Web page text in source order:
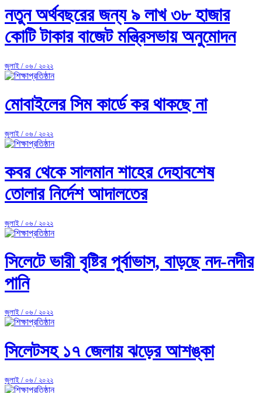
নতুন অর্থবছরের জন্য ৯ লাখ ৩৮ হাজার
কোটি টাকার বাজেট মন্ত্রিসভায় অনুমোদন
জুলাই / ০৬ / ২০২২
মোবাইলের সিম কার্ডে কর থাকছে না
জুলাই / ০৬ / ২০২২
কবর থেকে সালমান শাহের দেহাবশেষ
তোলার নির্দেশ আদালতের
জুলাই / ০৬ / ২০২২
সিলেটে ভারী বৃষ্টির পূর্বাভাস, বাড়ছে নদ-নদীর
পানি
জুলাই / ০৬ / ২০২২
সিলেটসহ ১৭ জেলায় ঝড়ের আশঙ্কা
জুলাই / ০৬ / ২০২২